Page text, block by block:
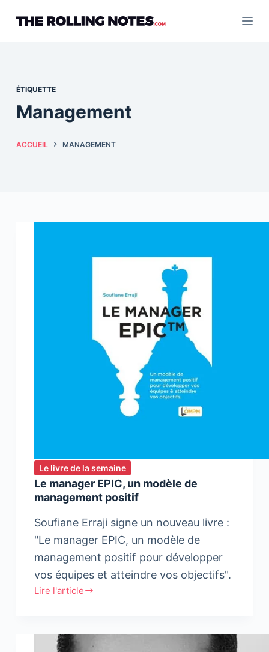
ÉTIQUETTE
Management
ACCUEIL MANAGEMENT
Le livre de la semaine
Le manager EPIC, un modèle de
management positif
Soufiane Erraji signe un nouveau livre :
"Le manager EPIC, un modèle de
management positif pour développer
vos équipes et atteindre vos objectifs".
Lire l'article
Le